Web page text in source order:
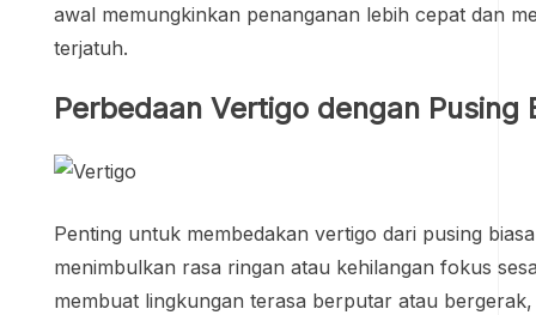
awal memungkinkan penanganan lebih cepat dan
terjatuh.
Perbedaan Vertigo dengan Pusing
Penting untuk membedakan vertigo dari pusing
menimbulkan rasa ringan atau kehilangan fokus
membuat lingkungan terasa berputar atau